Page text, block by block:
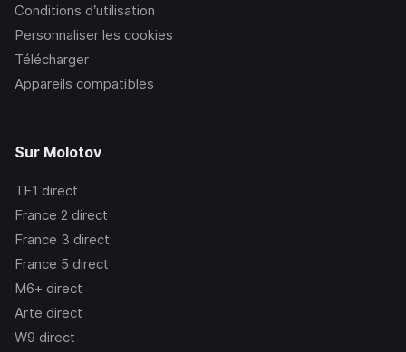
Conditions d’utilisation
Personnaliser les cookies
Télécharger
Appareils compatibles
Sur Molotov
TF1 direct
France 2 direct
France 3 direct
France 5 direct
M6+ direct
Arte direct
W9 direct